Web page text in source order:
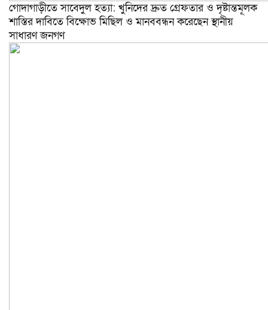
গোদাগাড়ীতে সাবেদুল হত্যা: খুনিদের দ্রুত গ্রেফতার ও দৃষ্টান্তমূলক
শাস্তির দাবিতে বিক্ষোভ মিছিল ও মানববন্ধন করেছেন স্থানীয়
সাধারণ জনগণ